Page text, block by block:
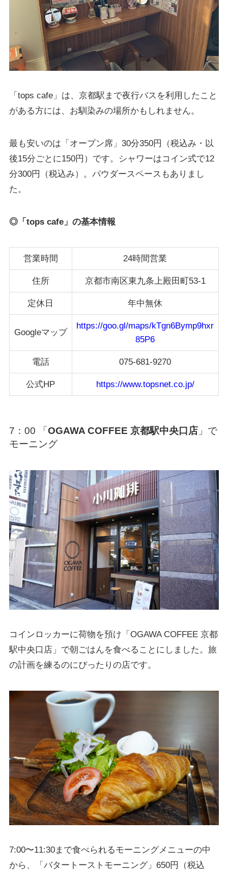
「tops cafe」は、京都駅まで夜行バスを利用したこと
がある方には、お馴染みの場所かもしれません。
最も安いのは「オープン席」30分350円（税込み・以
後15分ごとに150円）です。シャワーはコイン式で12
分300円（税込み）。パウダースペースもありまし
た。
◎「tops cafe」の基本情報
営業時間 24時間営業
住所 京都市南区東九条上殿田町53-1
定休日 年中無休
Googleマップ
https://goo.gl/maps/kTgn6Bymp9hxr
85P6
電話 075-681-9270
公式HP https://www.topsnet.co.jp/
7：00 「 OGAWA COFFEE 京都駅中央口店」で
モーニング
コインロッカーに荷物を預け「OGAWA COFFEE 京都
駅中央口店」で朝ごはんを食べることにしました。旅
の計画を練るのにぴったりの店です。
7:00〜11:30まで食べられるモーニングメニューの中
から、「バタートーストモーニング」650円（税込